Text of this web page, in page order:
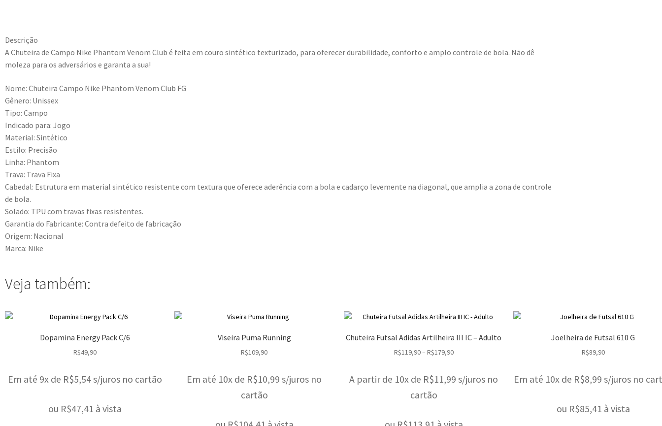
Descrição
A Chuteira de Campo Nike Phantom Venom Club é feita em couro sintético texturizado, para oferecer durabilidade, conforto e amplo controle de bola. Não dê
moleza para os adversários e garanta a sua!
Nome: Chuteira Campo Nike Phantom Venom Club FG
Gênero: Unissex
Tipo: Campo
Indicado para: Jogo
Material: Sintético
Estilo: Precisão
Linha: Phantom
Trava: Trava Fixa
Cabedal: Estrutura em material sintético resistente com textura que oferece aderência com a bola e cadarço levemente na diagonal, que amplia a zona de controle
de bola.
Solado: TPU com travas fixas resistentes.
Garantia do Fabricante: Contra defeito de fabricação
Origem: Nacional
Marca: Nike
Veja também:
Dopamina Energy Pack C/6
R$49,90
Em até 9x de R$5,54s/juros no cartão
ou R$47,41 à vista
Viseira Puma Running
R$109,90
Em até 10x de R$10,99 s/juros no
cartão
Chuteira Futsal Adidas Artilheira III IC – Adulto
R$119,90– R$179,90
A partir de 10x de R$11,99 s/juros no
cartão
Joelheira de Futsal 610 G
R$89,90
Em até 10x de R$8,99 s/juros no
ou R$85,41 à vista